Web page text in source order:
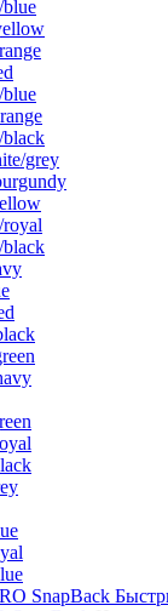
black
grey